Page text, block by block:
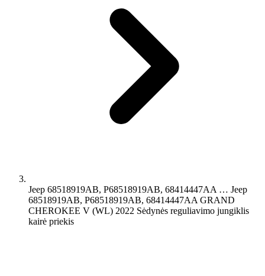
Jeep 68518919AB, P68518919AB, 68414447AA … Jeep
68518919AB, P68518919AB, 68414447AA GRAND
CHEROKEE V (WL) 2022 Sėdynės reguliavimo jungiklis
kairė priekis